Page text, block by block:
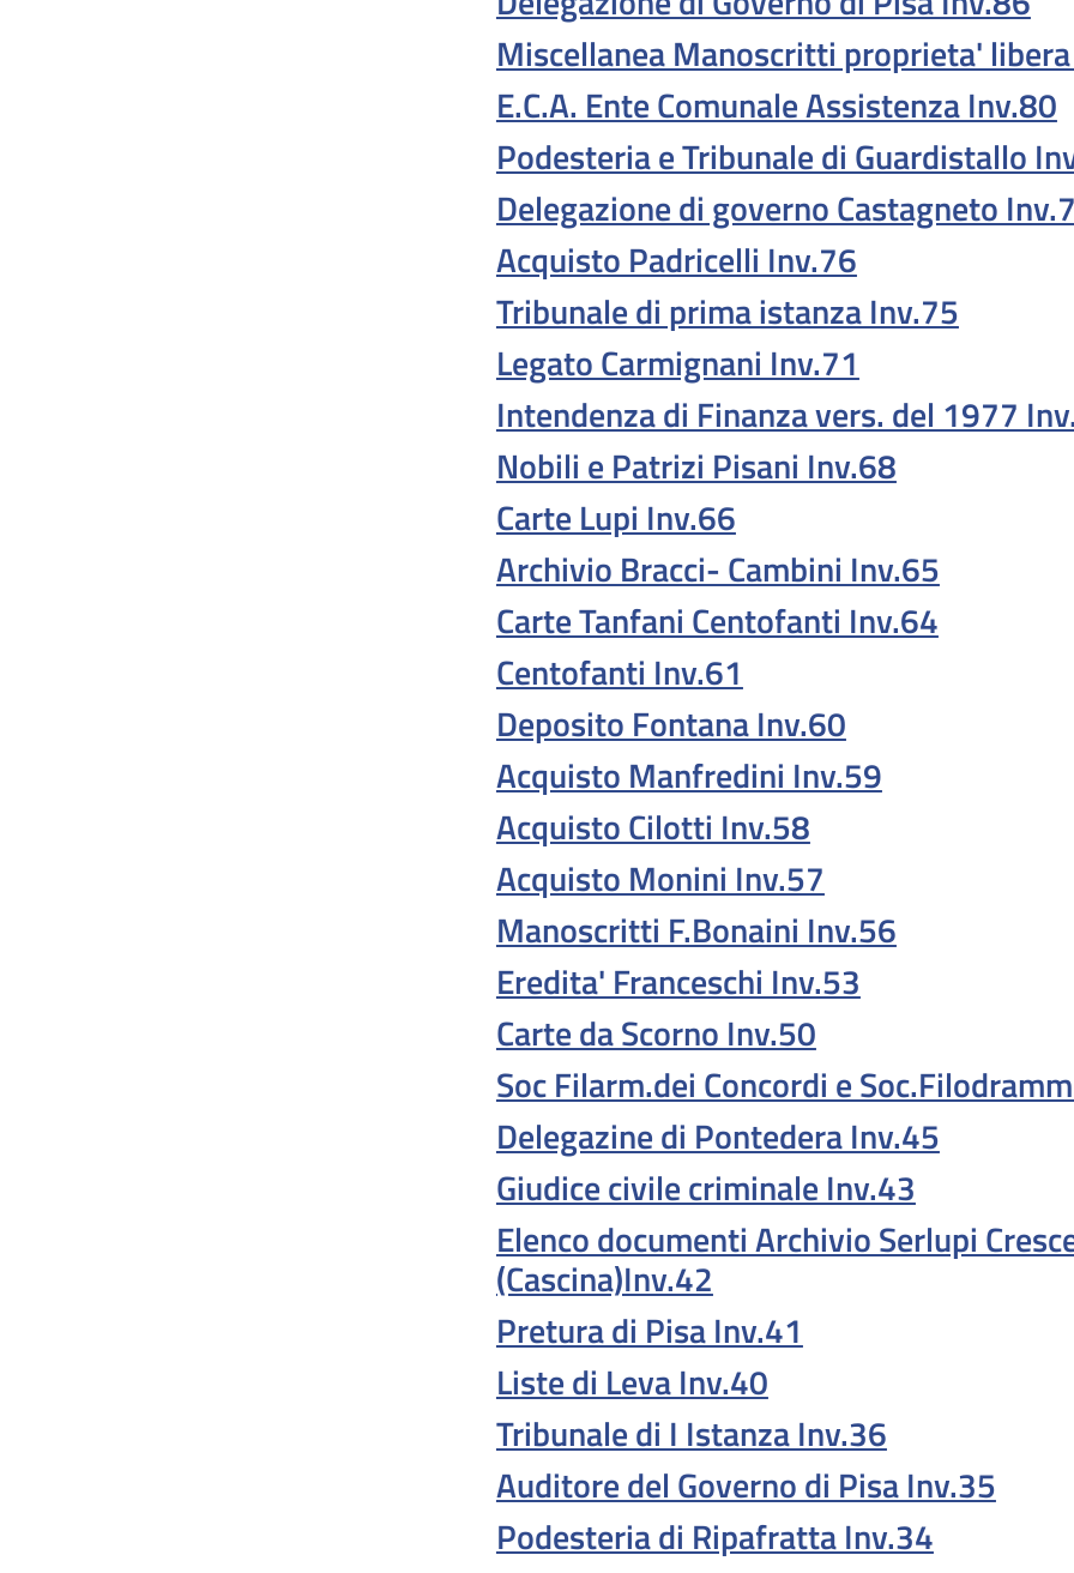
Miscellanea Manoscritti proprieta'
E.C.A. Ente Comunale Assistenza Inv.80
Podesteria e Tribunale di Guardistallo
Delegazione di governo Castagneto
Acquisto Padricelli Inv.76
Tribunale di prima istanza Inv.75
Legato Carmignani Inv.71
Intendenza di Finanza vers. del 1977
Nobili e Patrizi Pisani Inv.68
Carte Lupi Inv.66
Archivio Bracci- Cambini Inv.65
Carte Tanfani Centofanti Inv.64
Centofanti Inv.61
Deposito Fontana Inv.60
Acquisto Manfredini Inv.59
Acquisto Cilotti Inv.58
Acquisto Monini Inv.57
Manoscritti F.Bonaini Inv.56
Eredita' Franceschi Inv.53
Carte da Scorno Inv.50
Soc Filarm.dei Concordi e
Delegazine di Pontedera Inv.45
Giudice civile criminale Inv.43
Elenco documenti Archivio Serlupi
(Cascina)Inv.42
Pretura di Pisa Inv.41
Liste di Leva Inv.40
Tribunale di I Istanza Inv.36
Auditore del Governo di Pisa Inv.35
Podesteria di Ripafratta Inv.34